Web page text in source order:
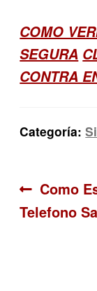
COMO
SEGURA
CONTRA
Categoría:
de
Como
Telefono